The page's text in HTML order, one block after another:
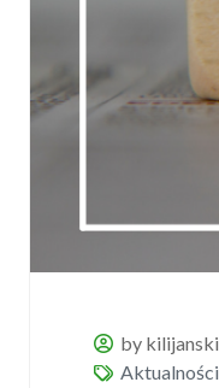
by kilijanski
Aktualności